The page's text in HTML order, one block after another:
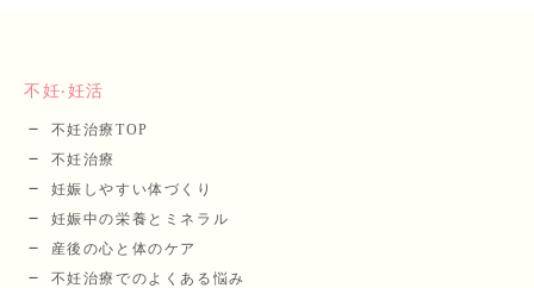
不妊‧妊活
不妊治療TOP
不妊治療
妊娠しやすい体づくり
妊娠中の栄養とミネラル
産後の⼼と体のケア
不妊治療でのよくある悩み